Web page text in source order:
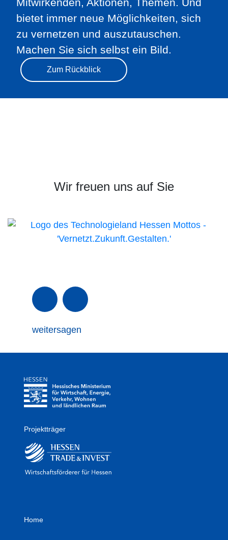
bietet immer neue Möglichkeiten, sich
zu vernetzen und auszutauschen.
Machen Sie sich selbst ein Bild.
Zum Rückblick
Wir freuen uns auf Sie
weitersagen
Projektträger
Home